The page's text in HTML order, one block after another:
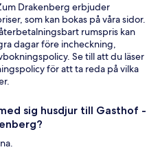
Drakenberg erbjuder
som kan bokas på våra sidor.
rumspris kan
dagar före incheckning,
Se till att du läser
för att ta reda på vilka
sig husdjur till Gasthof -